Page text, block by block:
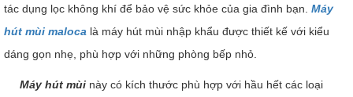
tác dụng lọc không khí để bảo vệ sức khỏe của gia đình bạn. Máy
hút mùi maloca là máy hút mùi nhập khẩu được thiết kế với kiểu
dáng gọn nhẹ, phù hợp với những phòng bếp nhỏ.
Máy hút mùi này có kích thước phù hợp với hầu hết các loại